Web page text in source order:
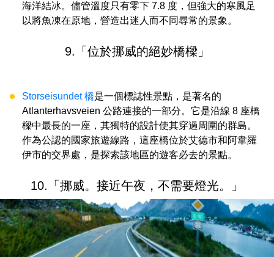
海洋結冰。儘管溫度只有零下 7.8 度，但強大的寒風足
以將魚凍在原地，營造出迷人而不同尋常的景象。
9.「位於挪威的絕妙橋樑」
Storseisundet 橋是一個標誌性景點，是著名的
Atlanterhavsveien 公路連接的一部分。它是沿線 8 座橋
樑中最長的一座，其獨特的設計使其穿過周圍的群島。
作為公認的國家旅遊線路，這座橋位於艾德市和阿韋羅
伊市的交界處，是探索該地區的遊客必去的景點。
10.「挪威。接近午夜，不需要燈光。」